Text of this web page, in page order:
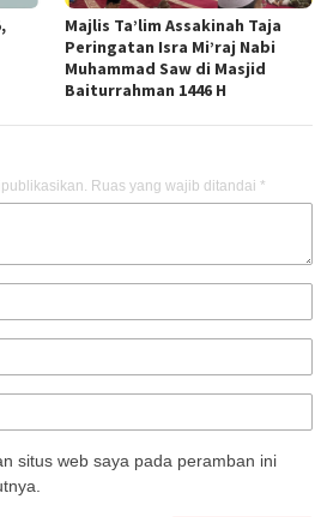
Majlis Ta’lim Assakinah Taja
Peringatan Isra Mi’raj Nabi
Muhammad Saw di Masjid
Baiturrahman 1446 H
Ruas yang wajib ditandai *
situs web saya pada peramban ini